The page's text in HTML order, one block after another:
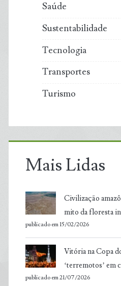
Saúde
Sustentabilidade
Tecnologia
Transportes
Turismo
Mais Lidas
Civilização
mito da floresta
publicado em 15/02/2026
Vitória na Copa
‘terremotos’ em
publicado em 21/07/2026